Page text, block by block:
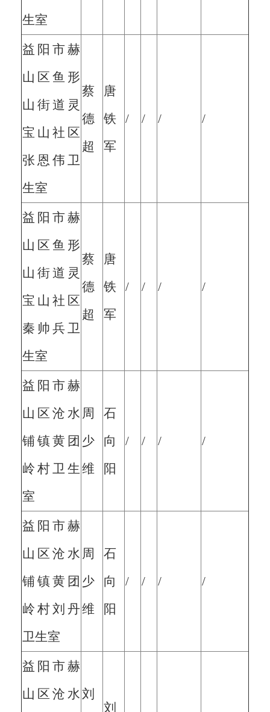
生室
益阳市赫
山区鱼形
山街道灵
宝山社区
张恩伟卫
生室
蔡
德
超
唐
铁
军
/ / / /
益阳市赫
山区鱼形
山街道灵
宝山社区
秦帅兵卫
生室
蔡
德
超
唐
铁
军
/ / / /
益阳市赫
山区沧水
铺镇黄团
岭村卫生
室
周
少
维
石
向
阳
/ / / /
益阳市赫
山区沧水
铺镇黄团
岭村刘丹
卫生室
周
少
维
石
向
阳
/ / / /
益阳市赫
山区沧水刘
刘